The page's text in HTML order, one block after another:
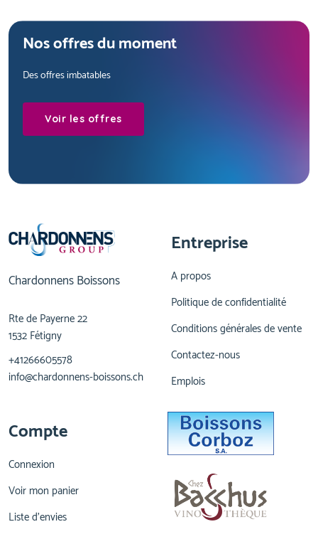
Nos offres du moment
Des offres imbatables
Voir les offres
Chardonnens Boissons
Rte de Payerne 22
1532 Fétigny
+41266605578
info@chardonnens-boissons.ch
Entreprise
A propos
Politique de confidentialité
Conditions générales de vente
Contactez-nous
Emplois
Compte
Connexion
Voir mon panier
Liste d'envies